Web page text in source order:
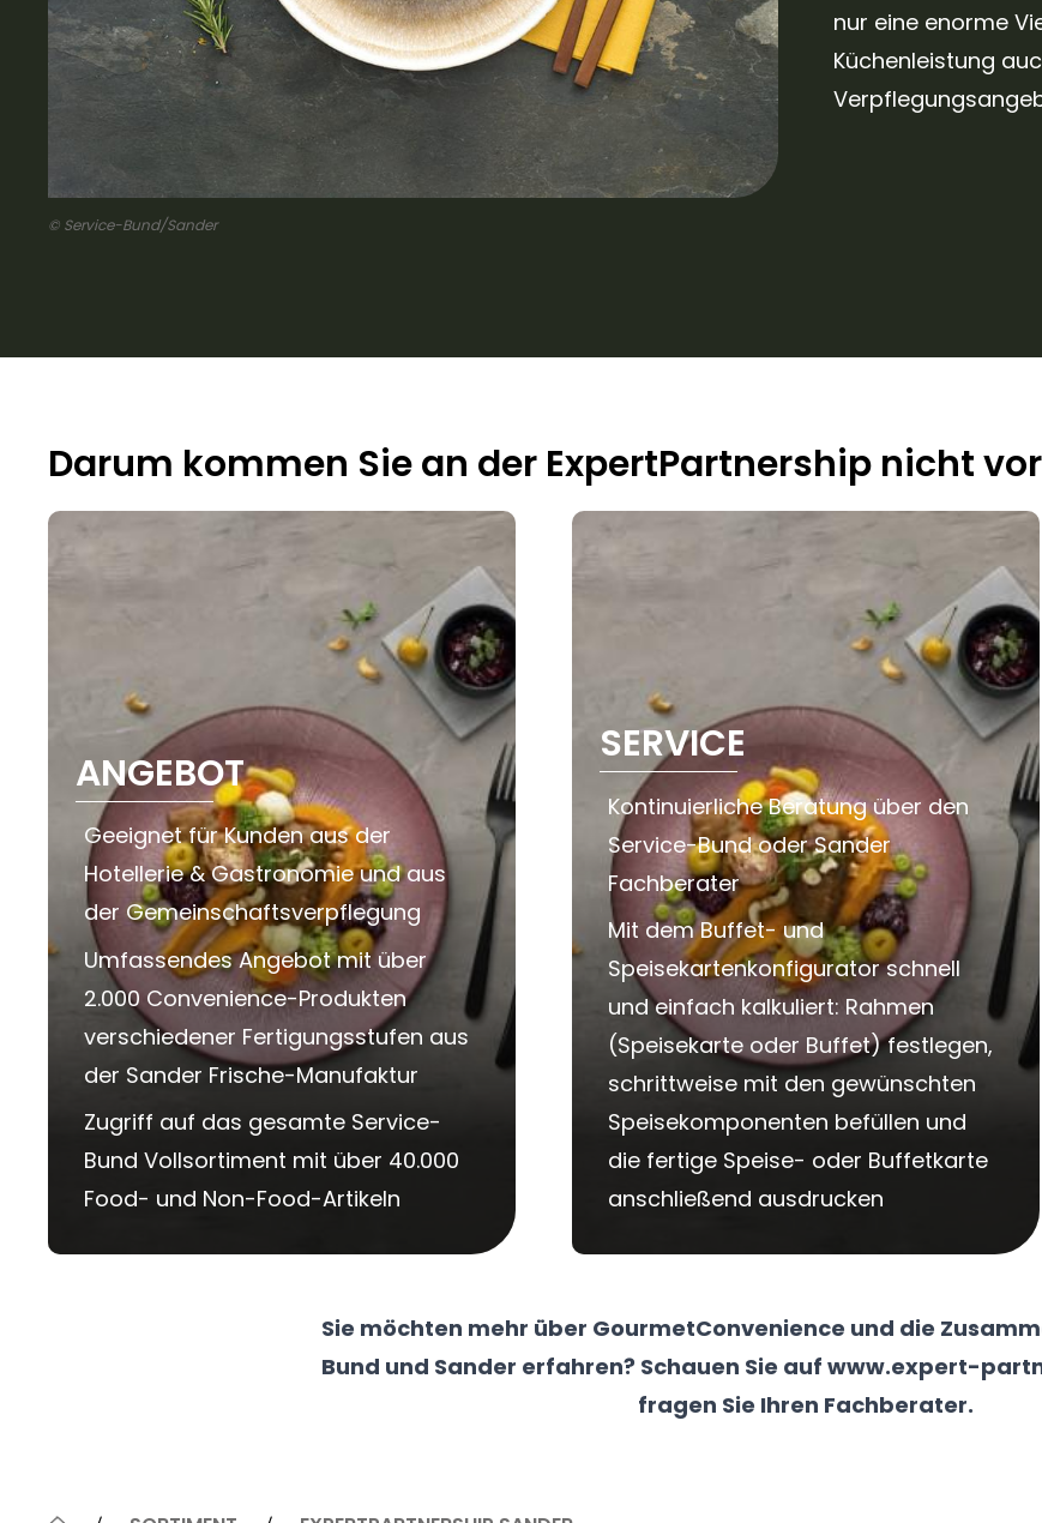
© Service-Bund/Sander
nur eine enorme
Küchenleistung
Darum kommen Sie an der ExpertPartnership nicht
ANGEBOT
Geeignet für Kunden aus der
Hotellerie & Gastronomie und aus
der Gemeinschaftsverpflegung
Umfassendes Angebot mit über
2.000 Convenience-Produkten
verschiedener Fertigungsstufen aus
der Sander Frische-Manufaktur
Zugriff auf das gesamte Service-
Bund Vollsortiment mit über 40.000
Food- und Non-Food-Artikeln
SERVICE
Kontinuierliche Beratung über den
Service-Bund oder Sander
Fachberater
Mit dem Buffet- und
Speisekartenkonfigurator schnell
und einfach kalkuliert: Rahmen
(Speisekarte oder Buffet) festlegen,
schrittweise mit den gewünschten
Speisekomponenten befüllen und
die fertige Speise- oder Buffetkarte
anschließend ausdrucken
Sie möchten mehr über GourmetConvenience und die
Bund und Sander erfahren? Schauen Sie auf www.expert-
fragen Sie Ihren Fachberater.